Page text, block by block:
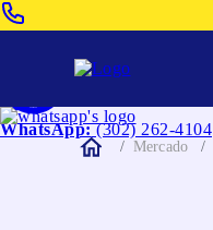
WhatsApp: (302) 262-4104
Mercado